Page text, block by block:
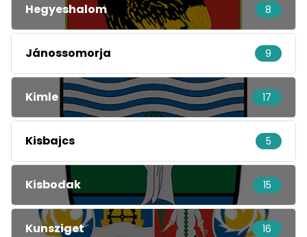
Hegyeshalom 8
Jánossomorja 9
Kimle 17
Kisbajcs 5
Kisbodak 15
Kunsziget 16